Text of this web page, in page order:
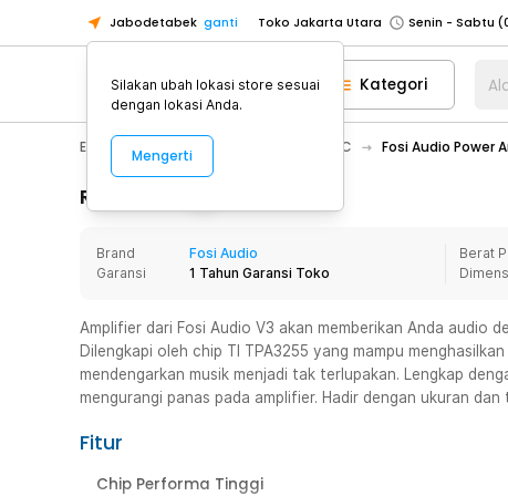
Jabodetabek ganti Toko Jakarta Utara
Toko Tangerang
Toko Cikupa
Pick n Go Jakarta Barat
Senin -
Pick n Go Bekasi
Senin - Jumat
Senin - Jumat
Senin - Sabtu
Senin - Sabtu
Toko Tangerang
Toko Cikupa
Pick n Go Jakarta Barat
Senin -
Kategori
Electronic Audio Amplifier & DAC Fosi Audio Power
Rincian Produk
Brand
Fosi Audio
Garansi
1 Tahun Garansi Toko
Berat
Amplifier dari Fosi Audio V3 akan memberikan Anda audio
Dilengkapi oleh chip TI TPA3255 yang mampu
mendengarkan musik menjadi tak terlupakan. Lengkap
mengurangi panas pada amplifier. Hadir dengan ukuran dan
Fitur
Chip Performa Tinggi
Silakan ubah lokasi store sesuai
dengan lokasi Anda.
Mengerti